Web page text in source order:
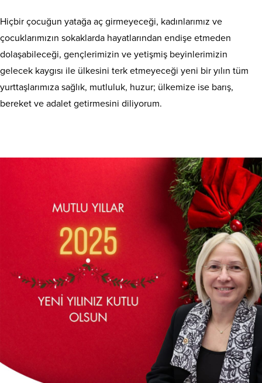
Hiçbir çocuğun yatağa aç girmeyeceği, kadınlarımız ve
çocuklarımızın sokaklarda hayatlarından endişe etmeden
dolaşabileceği, gençlerimizin ve yetişmiş beyinlerimizin
gelecek kaygısı ile ülkesini terk etmeyeceği yeni bir yılın tüm
yurttaşlarımıza sağlık, mutluluk, huzur; ülkemize ise barış,
bereket ve adalet getirmesini diliyorum.